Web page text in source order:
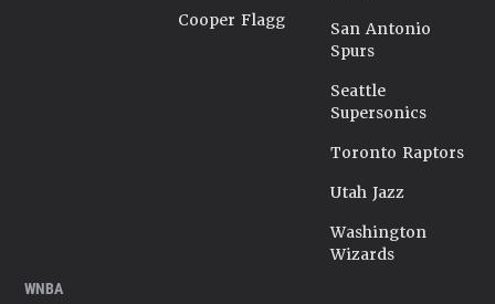
Cooper Flagg
San Antonio
Spurs
Seattle
Supersonics
Toronto Raptors
Utah Jazz
Washington
Wizards
WNBA